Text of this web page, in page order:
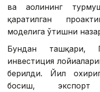
ва аҳолининг
қаратилган
моделига ўтишни
Бундан ташқари,
инвестиция
берилди. Йил
босиш, экспорт